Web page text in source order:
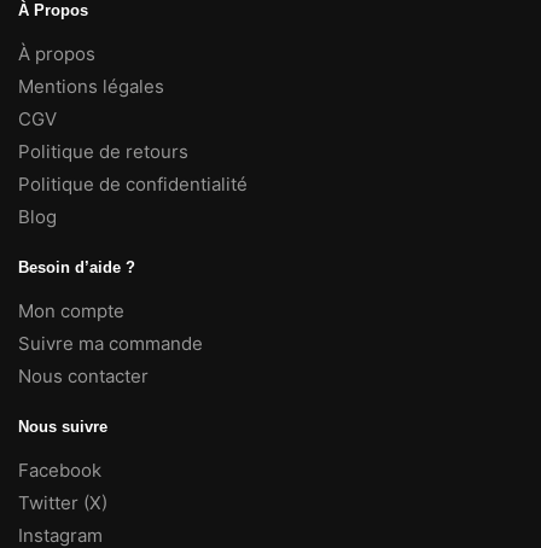
À Propos
À propos
Mentions légales
CGV
Politique de retours
Politique de confidentialité
Blog
Besoin d’aide ?
Mon compte
Suivre ma commande
Nous contacter
Nous suivre
Facebook
Twitter (X)
Instagram